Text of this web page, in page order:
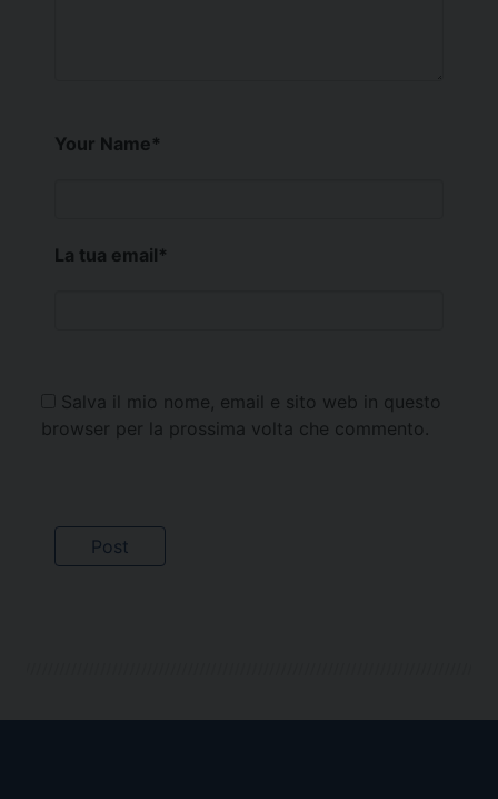
Your Name*
La tua email*
Salva il mio nome, email e sito web in questo
browser per la prossima volta che commento.